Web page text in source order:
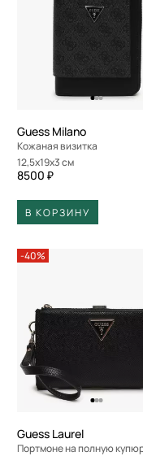
Guess Milano
Кожаная визитка
12,5x19x3 см
8500 ₽
В КОРЗИНУ
-40%
Guess Laurel
Портмоне на полную